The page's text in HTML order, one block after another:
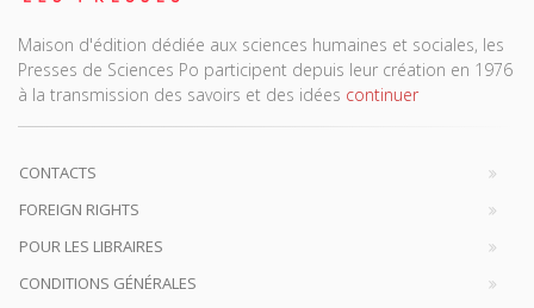
Maison d'édition dédiée aux sciences humaines et sociales, les
Presses de Sciences Po participent depuis leur création en 1976
à la transmission des savoirs et des idées continuer
CONTACTS
FOREIGN RIGHTS
POUR LES LIBRAIRES
CONDITIONS GÉNÉRALES